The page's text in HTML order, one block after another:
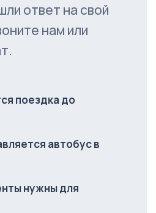
ответ на свой
нам или
поездка до
автобус в
нужны для